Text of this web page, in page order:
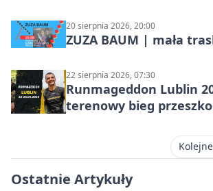
20 sierpnia 2026, 20:00
ZUZA BAUM | mała
22 sierpnia 2026, 07:30
Runmageddon Lublin
terenowy bieg
Ostatnie Artykuły